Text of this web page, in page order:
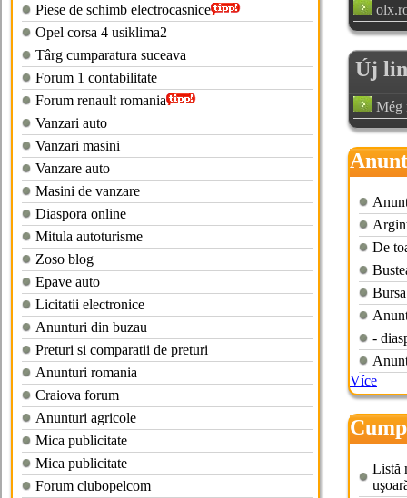
Piese de schimb electrocasnice
Opel corsa 4 usiklima2
Târg cumparatura suceava
Forum 1 contabilitate
Forum renault romania
Vanzari auto
Vanzari masini
Vanzare auto
Masini de vanzare
Diaspora online
Mitula autoturisme
Zoso blog
Epave auto
Licitatii electronice
Anunturi din buzau
Preturi si comparatii de preturi
Anunturi romania
Craiova forum
Anunturi agricole
Mica publicitate
Mica publicitate
Forum clubopelcom
Új
Még
De
-
Více
hand
Listă